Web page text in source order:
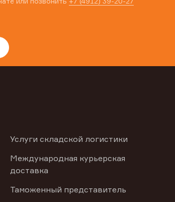
Услуги складской логистики
Международная курьерская
доставка
Таможенный представитель